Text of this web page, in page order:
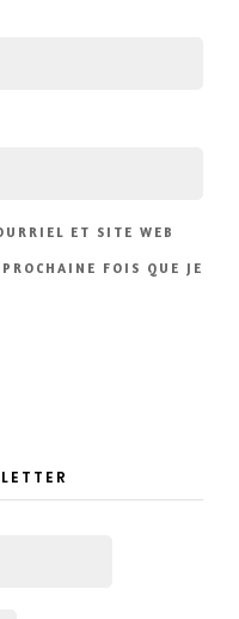
ET SITE WEB
FOIS QUE JE